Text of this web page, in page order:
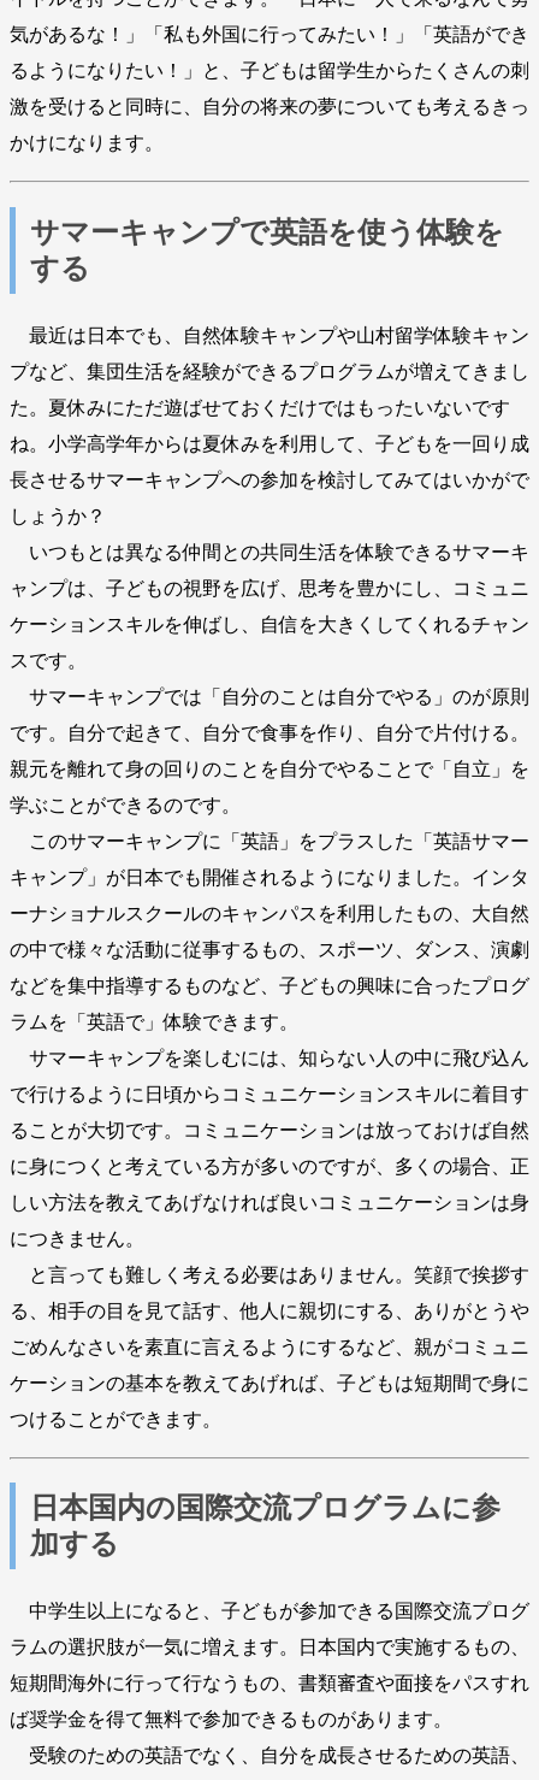
気があるな！」「私も外国に行ってみたい！」「英語ができ
るようになりたい！」と、子どもは留学生からたくさんの刺
激を受けると同時に、自分の将来の夢についても考えるきっ
かけになります。
サマーキャンプで英語を使う体験を
する
最近は日本でも、自然体験キャンプや山村留学体験キャン
プなど、集団生活を経験ができるプログラムが増えてきまし
た。夏休みにただ遊ばせておくだけではもったいないです
ね。小学高学年からは夏休みを利用して、子どもを一回り成
長させるサマーキャンプへの参加を検討してみてはいかがで
しょうか？
いつもとは異なる仲間との共同生活を体験できるサマーキ
ャンプは、子どもの視野を広げ、思考を豊かにし、コミュニ
ケーションスキルを伸ばし、自信を大きくしてくれるチャン
スです。
サマーキャンプでは「自分のことは自分でやる」のが原則
です。自分で起きて、自分で食事を作り、自分で片付ける。
親元を離れて身の回りのことを自分でやることで「自立」を
学ぶことができるのです。
このサマーキャンプに「英語」をプラスした「英語サマー
キャンプ」が日本でも開催されるようになりました。インタ
ーナショナルスクールのキャンパスを利用したもの、大自然
の中で様々な活動に従事するもの、スポーツ、ダンス、演劇
などを集中指導するものなど、子どもの興味に合ったプログ
ラムを「英語で」体験できます。
サマーキャンプを楽しむには、知らない人の中に飛び込ん
で行けるように日頃からコミュニケーションスキルに着目す
ることが大切です。コミュニケーションは放っておけば自然
に身につくと考えている方が多いのですが、多くの場合、正
しい方法を教えてあげなければ良いコミュニケーションは身
につきません。
と言っても難しく考える必要はありません。笑顔で挨拶す
る、相手の目を見て話す、他人に親切にする、ありがとうや
ごめんなさいを素直に言えるようにするなど、親がコミュニ
ケーションの基本を教えてあげれば、子どもは短期間で身に
つけることができます。
日本国内の国際交流プログラムに参
加する
中学生以上になると、子どもが参加できる国際交流プログ
ラムの選択肢が一気に増えます。日本国内で実施するもの、
短期間海外に行って行なうもの、書類審査や面接をパスすれ
ば奨学金を得て無料で参加できるものがあります。
受験のための英語でなく、自分を成長させるための英語、